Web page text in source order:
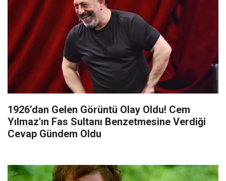
1926’dan Gelen Görüntü Olay Oldu! Cem
Yılmaz'ın Fas Sultanı Benzetmesine Verdiği
Cevap Gündem Oldu